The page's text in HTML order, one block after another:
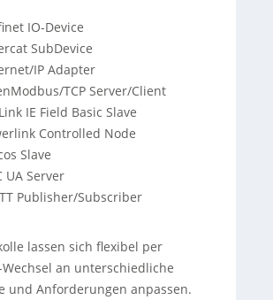
IO-Device
SubDevice
IP Adapter
TCP Server/Client
IE Field Basic Slave
Controlled Node
Slave
UA Server
Publisher/Subscriber
lassen sich flexibel per
an unterschiedliche
und Anforderungen anpassen.